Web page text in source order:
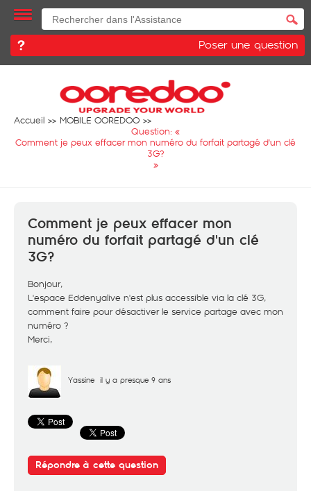
Poser une question
Accueil
MOBILE OOREDOO
Question: «
Comment je peux effacer mon numéro du forfait partagé d'un clé
3G?
»
Comment je peux effacer mon
numéro du forfait partagé d'un clé
3G?
Bonjour,
L'espace Eddenyalive n'est plus accessible via la clé 3G,
comment faire pour désactiver le service partage avec mon
numéro ?
Merci,
Yassine il y a presque 9 ans
Répondre à cette question